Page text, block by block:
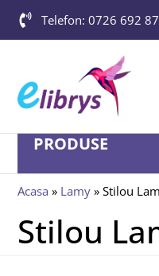
Telefon: 0726 692
PRODUSE
Acasa » Lamy » Stilou
Stilou